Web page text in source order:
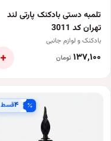
تلمبه دستی بادکنک پارتی لند
تهران کد 3011
بادکنک و لوازم جانبی
۱۳۷٬۱۰۰ تومان +
۴قسط